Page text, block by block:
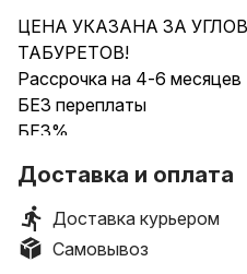
ЦЕНА УКАЗАНА ЗА
ТАБУРЕТОВ!
Рассрочка на 4-6 месяцев
БЕЗ переплаты
БЕЗ%
Доставка по всей РБ 30р
Размеры: Угловая скамья
Глубина от стены до края
Стол (ШхГхВ): 90х60х73 см
Доставка и оплата
Доставка курьером
Самовывоз